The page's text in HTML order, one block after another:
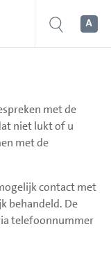
met de
niet lukt of u
met de
contact met
behandeld. De
telefoonnummer